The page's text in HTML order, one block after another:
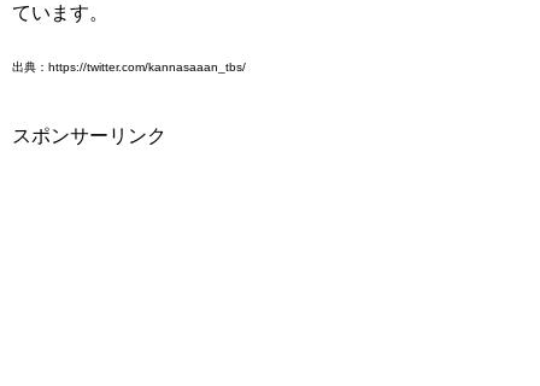
ています。
出典：https://twitter.com/kannasaaan_tbs/
スポンサーリンク